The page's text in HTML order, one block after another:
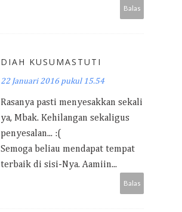
Balas
DIAH KUSUMASTUTI
22 Januari 2016 pukul 15.54
Rasanya pasti menyesakkan sekali
ya, Mbak. Kehilangan sekaligus
penyesalan... :(
Semoga beliau mendapat tempat
terbaik di sisi-Nya. Aamiin...
Balas